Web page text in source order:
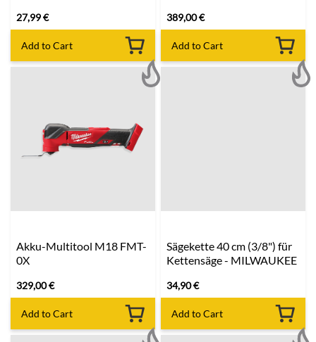
27,99€
Add to Cart
389,00€
Add to Cart
Akku-Multitool M18 FMT-
0X
329,00€
Add to Cart
Sägekette 40 cm (3/8") für
Kettensäge - MILWAUKEE
34,90€
Add to Cart